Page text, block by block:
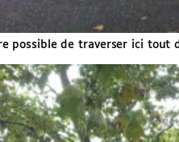
possible de traverser ici